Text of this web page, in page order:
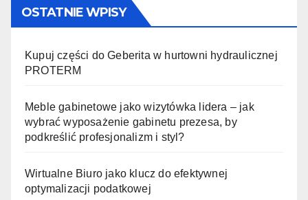
OSTATNIE WPISY
Kupuj części do Geberita w hurtowni hydraulicznej
PROTERM
Meble gabinetowe jako wizytówka lidera – jak
wybrać wyposażenie gabinetu prezesa, by
podkreślić profesjonalizm i styl?
Wirtualne Biuro jako klucz do efektywnej
optymalizacji podatkowej